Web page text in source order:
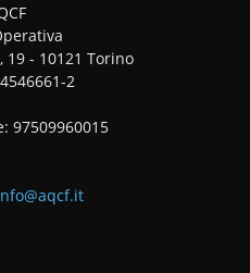
19 - 10121 Torino
2
97509960015